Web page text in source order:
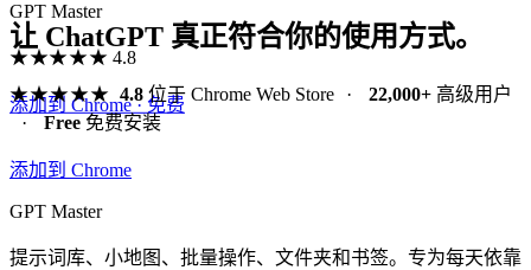
GPT Master
★★★★★ 4.8
添加到 Chrome · 免费
让 ChatGPT 真正符合你的使用方式。
★★★★★ 4.8位于 Chrome Web Store · 22,000+高级用户
·
Free 免费安装
添加到 Chrome
GPT Master
提示词库、小地图、批量操作、文件夹和书签。专为每天依靠